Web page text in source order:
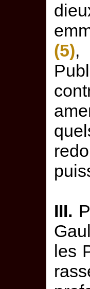
(5),
III.
les